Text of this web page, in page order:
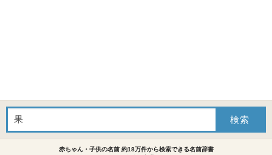
赤ちゃん・子供の名前 約18万件から検索できる名前辞書